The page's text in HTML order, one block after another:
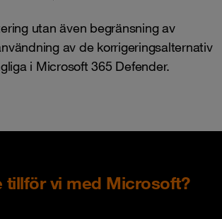
utan även begränsning av
av de korrigeringsalternativ
i Microsoft 365 Defender.
tillför vi med Microsoft?